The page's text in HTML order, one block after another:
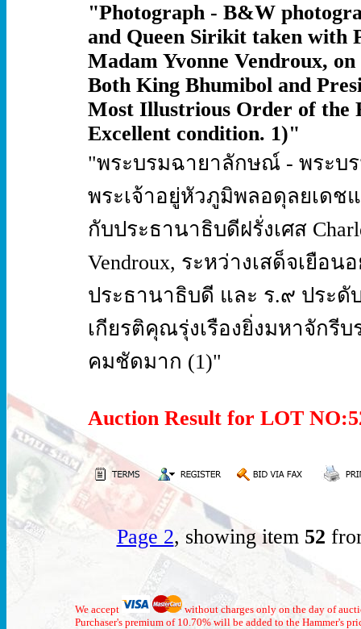
"Photograph - B&W
and Queen Sirikit taken with
Madam Yvonne Vendroux,
Both King Bhumibol and
Most Illustrious Order of the
Excellent condition. 1)"
"พระบรมฉายาลักษณ์ - พระบ
พระเจ้าอยู่หัวภูมิพลอดุลยเดช
กับประธานาธิบดีฝรั่งเศส
Vendroux, ระหว่างเสด็จเยือ
ประธานาธิบดี และ ร.๙ ประ
เกียรติคุณรุ่งเรืองยิ่งมหาจักรี
คมชัดมาก (1)"
Auction Result for LOT
Page 2, showing item 52
We accept
without charges only on the day of
Purchaser's premium of 10.70% will be added to the Hammer's